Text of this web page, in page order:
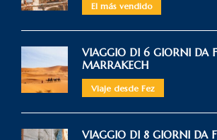
El más vendido
VIAGGIO DI 6 GIORNI DA
MARRAKECH
Viaje desde Fez
VIAGGIO DI 8 GIORNI DA